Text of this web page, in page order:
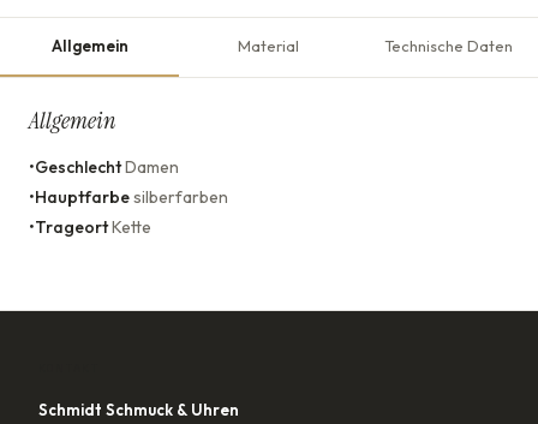
Allgemein Material Technische Daten
Allgemein
•GeschlechtDamen
•Hauptfarbesilberfarben
•TrageortKette
Schmidt Schmuck & Uhren